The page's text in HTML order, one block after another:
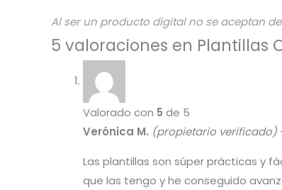
Al ser un producto digital no se aceptan
5 valoraciones en Plantillas
Valorado con 5 de 5
Verónica M. (propietario verificado)
Las plantillas son súper prácticas y
que las tengo y he conseguido